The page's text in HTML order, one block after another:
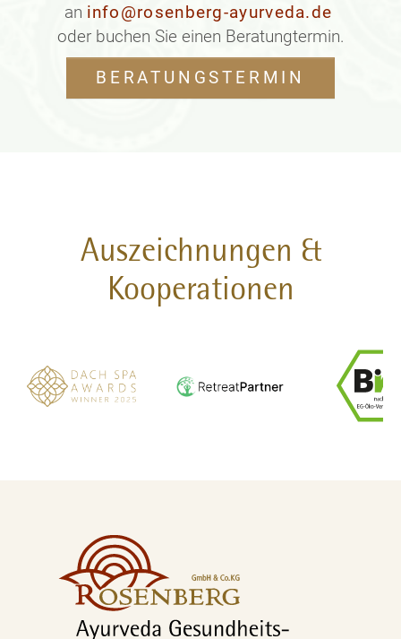
an info@rosenberg-ayurveda.de
oder buchen Sie einen Beratungtermin.
BERATUNGSTERMIN
Auszeichnungen &
Kooperationen